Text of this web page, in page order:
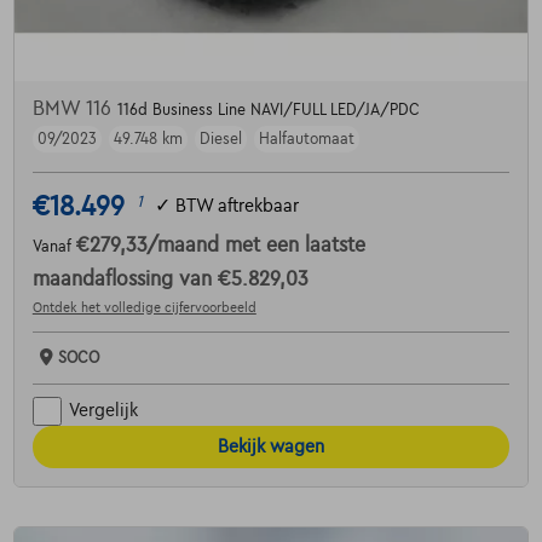
BMW 116 116d Business Line NAVI/FULL LED/JA/PDC
09/2023
49.748 km Diesel Halfautomaat
€18.499 1 ✓ BTW aftrekbaar
Vanaf €279,33/maand met een laatste
maandaflossing van €5.829,03
Ontdek het volledige cijfervoorbeeld
SOCO
Vergelijk
Bekijk wagen